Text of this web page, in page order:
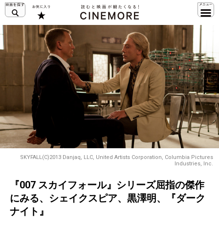
SKYFALL(C)2013 Danjaq, LLC, United Artists Corporation, Columbia Pictures
Industries, Inc.
『007 スカイフォール』シリーズ屈指の傑作
にみる、シェイクスピア、黒澤明、『ダーク
ナイト』